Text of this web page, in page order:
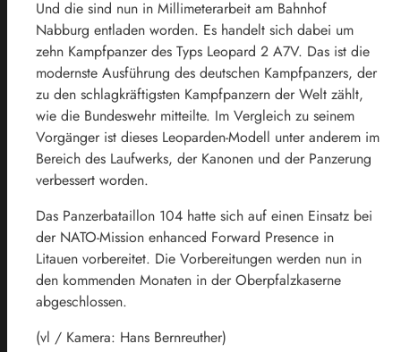
Und die sind nun in Millimeterarbeit am Bahnhof
Nabburg entladen worden. Es handelt sich dabei um
zehn Kampfpanzer des Typs Leopard 2 A7V. Das ist die
modernste Ausführung des deutschen Kampfpanzers, der
zu den schlagkräftigsten Kampfpanzern der Welt zählt,
wie die Bundeswehr mitteilte. Im Vergleich zu seinem
Vorgänger ist dieses Leoparden-Modell unter anderem im
Bereich des Laufwerks, der Kanonen und der Panzerung
verbessert worden.
Das Panzerbataillon 104 hatte sich auf einen Einsatz bei
der NATO-Mission enhanced Forward Presence in
Litauen vorbereitet. Die Vorbereitungen werden nun in
den kommenden Monaten in der Oberpfalzkaserne
abgeschlossen.
(vl / Kamera: Hans Bernreuther)